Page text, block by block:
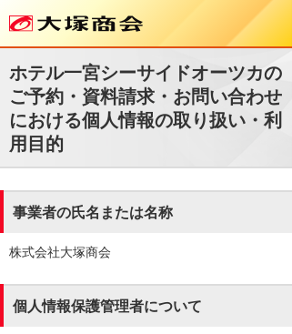
ホテル一宮シーサイドオーツカの
ご予約・資料請求・お問い合わせ
における個人情報の取り扱い・利
用目的
事業者の氏名または名称
株式会社大塚商会
個人情報保護管理者について